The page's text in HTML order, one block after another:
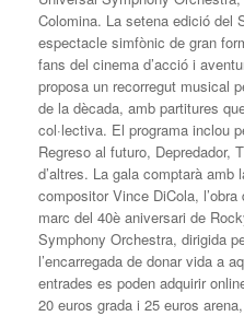
Colomina. La setena edició del
espectacle simfònic de gran
fans del cinema d’acció i
proposa un recorregut musical
de la dècada, amb partitures
col·lectiva. El programa inclou
Regreso al futuro, Depredador,
d’altres. La gala comptarà amb
compositor Vince DiCola,
marc del 40è aniversari de
Symphony Orchestra, dirigida
l’encarregada de donar vida a
entrades es poden adquirir
20 euros grada i 25 euros